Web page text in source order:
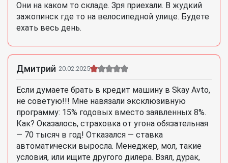
Они на каком то складе. Зря приехали. В жудкий
зажопинск где то на велосипедной улице. Будете
ехать весь день.
Дмитрий 20.02.2025
Если думаете брать в кредит машину в Skay Avto,
не советую!!! Мне навязали эксклюзивную
программу: 15% годовых вместо заявленных 8%.
Как? Оказалось, страховка от угона обязательная
— 70 тысяч в год! Отказался — ставка
автоматически выросла. Менеджер, мол, такие
условия, или ищите другого дилера. Взял, дурак,